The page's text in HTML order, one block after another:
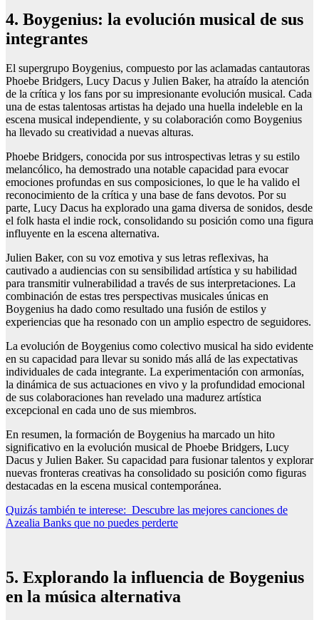
4. Boygenius: la evolución musical de sus
integrantes
El supergrupo Boygenius, compuesto por las aclamadas cantautoras
Phoebe Bridgers, Lucy Dacus y Julien Baker, ha atraído la atención
de la crítica y los fans por su impresionante evolución musical. Cada
una de estas talentosas artistas ha dejado una huella indeleble en la
escena musical independiente, y su colaboración como Boygenius
ha llevado su creatividad a nuevas alturas.
Phoebe Bridgers, conocida por sus introspectivas letras y su estilo
melancólico, ha demostrado una notable capacidad para evocar
emociones profundas en sus composiciones, lo que le ha valido el
reconocimiento de la crítica y una base de fans devotos. Por su
parte, Lucy Dacus ha explorado una gama diversa de sonidos, desde
el folk hasta el indie rock, consolidando su posición como una figura
influyente en la escena alternativa.
Julien Baker, con su voz emotiva y sus letras reflexivas, ha
cautivado a audiencias con su sensibilidad artística y su habilidad
para transmitir vulnerabilidad a través de sus interpretaciones. La
combinación de estas tres perspectivas musicales únicas en
Boygenius ha dado como resultado una fusión de estilos y
experiencias que ha resonado con un amplio espectro de seguidores.
La evolución de Boygenius como colectivo musical ha sido evidente
en su capacidad para llevar su sonido más allá de las expectativas
individuales de cada integrante. La experimentación con armonías,
la dinámica de sus actuaciones en vivo y la profundidad emocional
de sus colaboraciones han revelado una madurez artística
excepcional en cada uno de sus miembros.
En resumen, la formación de Boygenius ha marcado un hito
significativo en la evolución musical de Phoebe Bridgers, Lucy
Dacus y Julien Baker. Su capacidad para fusionar talentos y explorar
nuevas fronteras creativas ha consolidado su posición como figuras
destacadas en la escena musical contemporánea.
Quizás también te interese: Descubre las mejores canciones de
Azealia Banks que no puedes perderte
5. Explorando la influencia de Boygenius
en la música alternativa